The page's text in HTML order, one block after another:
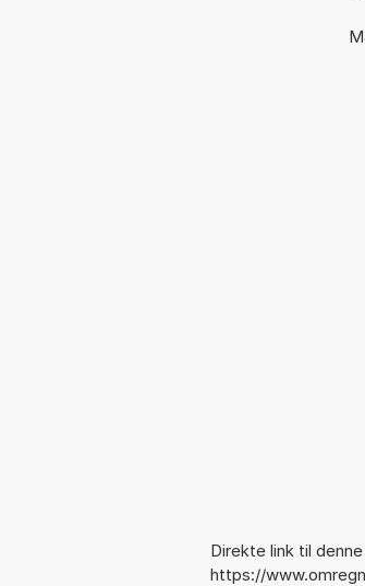
Direkte link til
https://